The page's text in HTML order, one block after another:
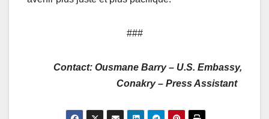
###
Contact: Ousmane Barry – U.S. Embassy,
Conakry – Press Assistant